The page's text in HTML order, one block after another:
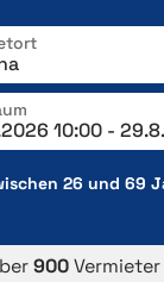
26 und 69
900Vermieter